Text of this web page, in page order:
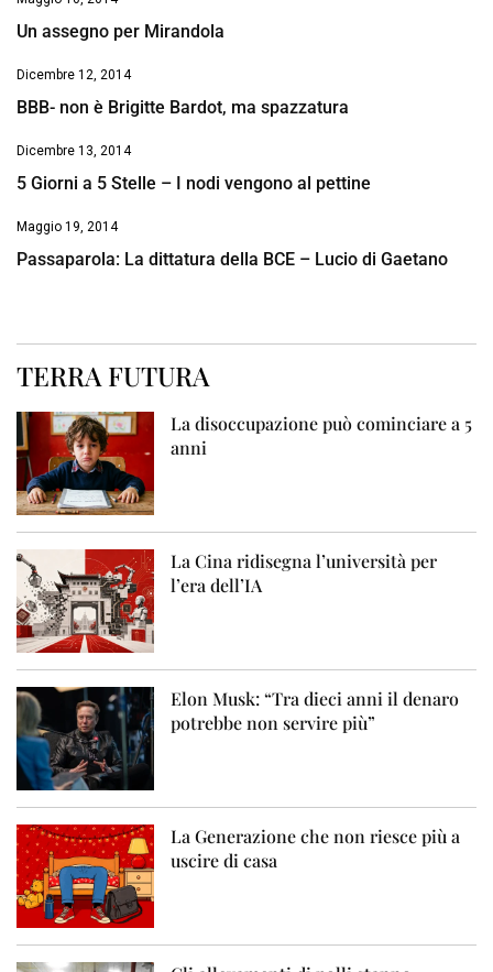
Un assegno per Mirandola
Dicembre 12, 2014
BBB- non è Brigitte Bardot, ma spazzatura
Dicembre 13, 2014
5 Giorni a 5 Stelle – I nodi vengono al pettine
Maggio 19, 2014
Passaparola: La dittatura della BCE – Lucio di Gaetano
TERRA FUTURA
La disoccupazione può cominciare a 5
anni
La Cina ridisegna l’università per
l’era dell’IA
Elon Musk: “Tra dieci anni il denaro
potrebbe non servire più”
La Generazione che non riesce più a
uscire di casa